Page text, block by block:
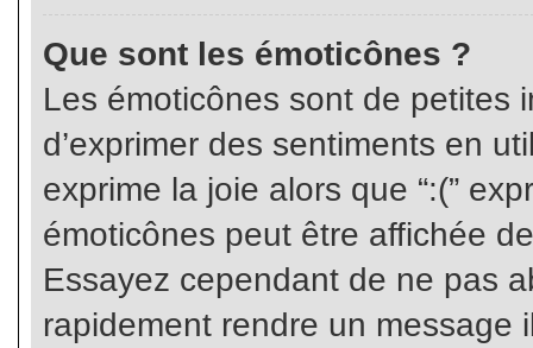
Que sont les émoticônes ?
Les émoticônes sont de petites
d’exprimer des sentiments en
exprime la joie alors que “:(”
émoticônes peut être affichée
Essayez cependant de ne pas
rapidement rendre un message